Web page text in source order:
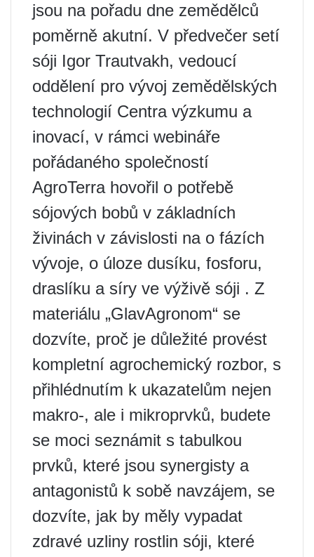
jsou na pořadu dne zemědělců
poměrně akutní. V předvečer setí
sóji Igor Trautvakh, vedoucí
oddělení pro vývoj zemědělských
technologií Centra výzkumu a
inovací, v rámci webináře
pořádaného společností
AgroTerra hovořil o potřebě
sójových bobů v základních
živinách v závislosti na o fázích
vývoje, o úloze dusíku, fosforu,
draslíku a síry ve výživě sóji . Z
materiálu „GlavAgronom“ se
dozvíte, proč je důležité provést
kompletní agrochemický rozbor, s
přihlédnutím k ukazatelům nejen
makro-, ale i mikroprvků, budete
se moci seznámit s tabulkou
prvků, které jsou synergisty a
antagonistů k sobě navzájem, se
dozvíte, jak by měly vypadat
zdravé uzliny rostlin sóji, které